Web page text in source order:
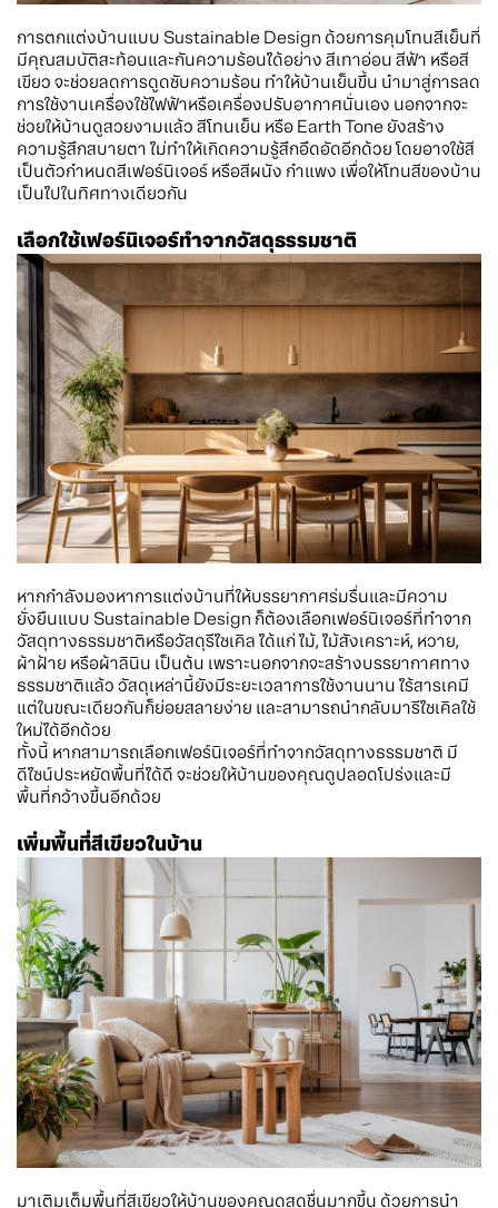
การตกแต่งบ้านแบบ Sustainable Design ด้วยการคุมโทนสีเย็นที่
มีคุณสมบัติสะท้อนและกันความร้อนได้อย่าง สีเทาอ่อน สีฟ้า หรือสี
เขียว จะช่วยลดการดูดซับความร้อน ทำให้บ้านเย็นขึ้น นำมาสู่การลด
การใช้งานเครื่องใช้ไฟฟ้าหรือเครื่องปรับอากาศนั่นเอง นอกจากจะ
ช่วยให้บ้านดูสวยงามแล้ว สีโทนเย็น หรือ Earth Tone ยังสร้าง
ความรู้สึกสบายตา ไม่ทำให้เกิดความรู้สึกอึดอัดอีกด้วย โดยอาจใช้สี
เป็นตัวกำหนดสีเฟอร์นิเจอร์ หรือสีผนัง กำแพง เพื่อให้โทนสีของบ้าน
เป็นไปในทิศทางเดียวกัน
เลือกใช้เฟอร์นิเจอร์ทำจากวัสดุธรรมชาติ
หากกำลังมองหาการแต่งบ้านที่ให้บรรยากาศร่มรื่นและมีความ
ยั่งยืนแบบ Sustainable Design ก็ต้องเลือกเฟอร์นิเจอร์ที่ทำจาก
วัสดุทางธรรมชาติหรือวัสดุรีไซเคิล ได้แก่ ไม้, ไม้สังเคราะห์, หวาย,
ผ้าฝ้าย หรือผ้าลินิน เป็นต้น เพราะนอกจากจะสร้างบรรยากาศทาง
ธรรมชาติแล้ว วัสดุเหล่านี้ยังมีระยะเวลาการใช้งานนาน ไร้สารเคมี
แต่ในขณะเดียวกันก็ย่อยสลายง่าย และสามารถนำกลับมารีไซเคิลใช้
ใหม่ได้อีกด้วย
ทั้งนี้ หากสามารถเลือกเฟอร์นิเจอร์ที่ทำจากวัสดุทางธรรมชาติ มี
ดีไซน์ประหยัดพื้นที่ได้ดี จะช่วยให้บ้านของคุณดูปลอดโปร่งและมี
พื้นที่กว้างขึ้นอีกด้วย
เพิ่มพื้นที่สีเขียวในบ้าน
มาเติมเต็มพื้นที่สีเขียวให้บ้านของคุณดูสดชื่นมากขึ้น ด้วยการนำ